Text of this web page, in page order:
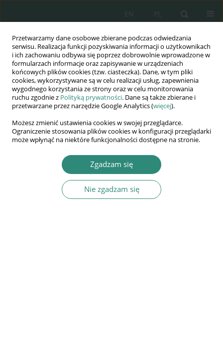
Przetwarzamy dane osobowe zbierane podczas odwiedzania
serwisu. Realizacja funkcji pozyskiwania informacji o użytkownikach
i ich zachowaniu odbywa się poprzez dobrowolnie wprowadzone w
formularzach informacje oraz zapisywanie w urządzeniach
końcowych plików cookies (tzw. ciasteczka). Dane, w tym pliki
cookies, wykorzystywane są w celu realizacji usług, zapewnienia
wygodnego korzystania ze strony oraz w celu monitorowania
ruchu zgodnie z Polityką prywatności. Dane są także zbierane i
przetwarzane przez narzędzie Google Analytics (więcej).
Możesz zmienić ustawienia cookies w swojej przeglądarce.
Ograniczenie stosowania plików cookies w konfiguracji przeglądarki
może wpłynąć na niektóre funkcjonalności dostępne na stronie.
Zgadzam się
Nie zgadzam się
PL
EN
Wydawnictwo
AWSGE
Akademia Nauk Stosowanych
WSGE
im. Alcide De Gasperi
Dawid Jędrzejak
Szanse na integrację polskich Romów w I